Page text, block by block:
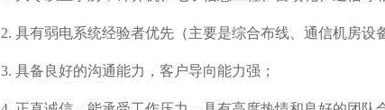
2. 具有弱电系统经验者优先（主要是综合布线、通信机房设
3. 具备良好的沟通能力，客户导向能力强；